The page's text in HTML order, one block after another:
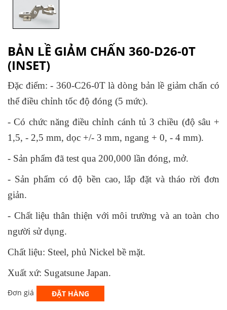
BẢN LỀ GIẢM CHẤN 360-D26-0T
(INSET)
Đặc điểm: - 360-C26-0T là dòng bản lề giảm chấn có
thể điều chỉnh tốc độ đóng (5 mức).
- Có chức năng điều chỉnh cánh tủ 3 chiều (độ sâu +
1,5, - 2,5 mm, dọc +/- 3 mm, ngang + 0, - 4 mm).
- Sản phẩm đã test qua 200,000 lần đóng, mở.
- Sản phẩm có độ bền cao, lắp đặt và tháo rời đơn
giản.
- Chất liệu thân thiện với môi trường và an toàn cho
người sử dụng.
Chất liệu: Steel, phủ Nickel bề mặt.
Xuất xứ: Sugatsune Japan.
Đơn giá ĐẶT HÀNG